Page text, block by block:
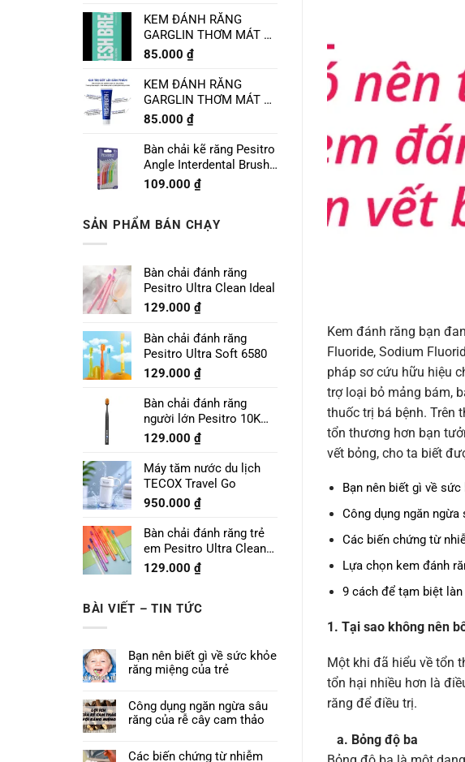
KEM ĐÁNH RĂNG
GARGLIN THƠM MÁT VỊ
CHANH LIME MINT
85.000 ₫
KEM ĐÁNH RĂNG
GARGLIN THƠM MÁT VỊ
BẠC HÀ SPEARMINT
85.000 ₫
Bàn chải kẽ răng Pesitro
Angle Interdental Brush
Size 1 - 0.7mm
109.000 ₫
SẢN PHẨM BÁN CHẠY
Bàn chải đánh răng
Pesitro Ultra Clean Ideal
129.000 ₫
Bàn chải đánh răng
Pesitro Ultra Soft 6580
129.000 ₫
Bàn chải đánh răng
người lớn Pesitro 10K
Pro
129.000 ₫
Máy tăm nước du lịch
TECOX Travel Go
950.000 ₫
Bàn chải đánh răng trẻ
em Pesitro Ultra Clean
Prime 7680
129.000 ₫
BÀI VIẾT – TIN TỨC
Bạn nên biết gì về sức khỏe
răng miệng của trẻ
Công dụng ngăn ngừa sâu
răng của rễ cây cam thảo
Các biến chứng từ nhiễm
Kem đánh răng bạn
Fluoride, Sodium
pháp sơ cứu hữu hiệu
trợ loại bỏ mảng bám,
thuốc trị bá bệnh. Trên
tổn thương hơn bạn
vết bỏng, cho ta biết
Bạn nên biết gì về
Công dụng ngăn
Các biến chứng từ
Lựa chọn kem đánh
9 cách để tạm biệt
1. Tại sao không nên
Một khi đã hiểu về tổn
tổn hại nhiều hơn là
răng để điều trị.
a. Bỏng độ ba